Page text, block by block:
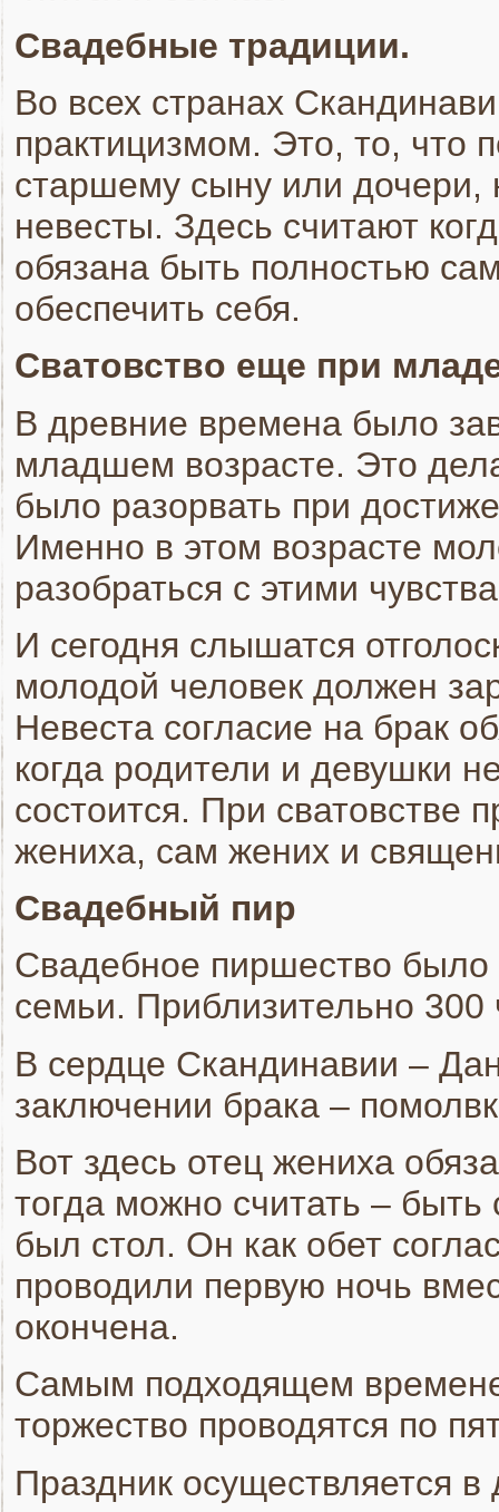
Свадебные традиции.
Во всех странах
практицизмом. Это, то, что
старшему сыну или
невесты. Здесь считают
обязана быть полностью
обеспечить себя.
Сватовство еще при
В древние времена было
младшем возрасте. Это
было разорвать при
Именно в этом возрасте
разобраться с этими
И сегодня слышатся
молодой человек должен
Невеста согласие на брак
когда родители и девушки
состоится. При сватовстве
жениха, сам жених и
Свадебный пир
Свадебное пиршество было
семьи. Приблизительно 300
В сердце Скандинавии –
заключении брака –
Вот здесь отец жениха
тогда можно считать –
был стол. Он как обет
проводили первую ночь
окончена.
Самым подходящем
торжество проводятся по
Праздник осуществляется